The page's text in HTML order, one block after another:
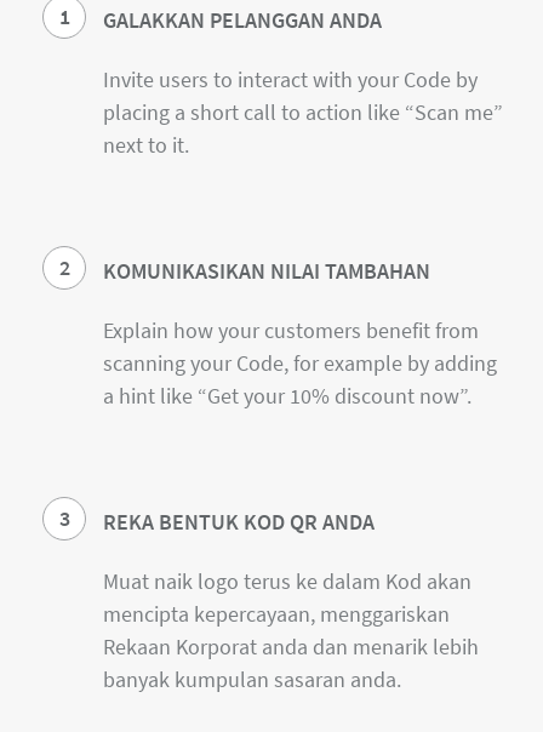
1 GALAKKAN PELANGGAN ANDA
Invite users to interact with your Code by
placing a short call to action like “Scan me”
next to it.
2 KOMUNIKASIKAN NILAI TAMBAHAN
Explain how your customers benefit from
scanning your Code, for example by adding
a hint like “Get your 10% discount now”.
3 REKA BENTUK KOD QR ANDA
Muat naik logo terus ke dalam Kod akan
mencipta kepercayaan, menggariskan
Rekaan Korporat anda dan menarik lebih
banyak kumpulan sasaran anda.